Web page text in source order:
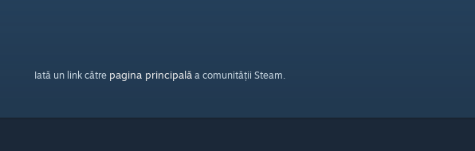
Iată un link către pagina principalăa comunității Steam.